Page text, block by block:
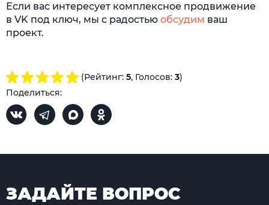
Если вас интересует комплексное продвижение
в VK под ключ, мы с радостью обсудим ваш
проект.
(Рейтинг: 5, Голосов: 3)
Поделиться:
ЗАДАЙТЕ ВОПРОС